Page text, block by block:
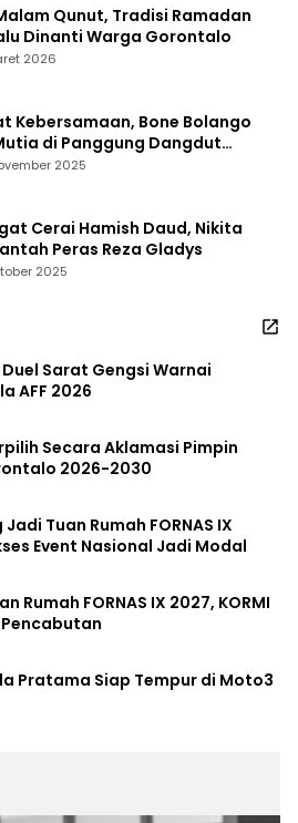
Qunut, Tradisi Ramadan
Dinanti Warga Gorontalo
2026
Kebersamaan, Bone Bolango
di Panggung Dangdut
7
2025
Cerai Hamish Daud, Nikita
Peras Reza Gladys
2025
Sarat Gengsi Warnai
AFF 2026
Secara Aklamasi Pimpin
2026-2030
Tuan Rumah FORNAS IX
Event Nasional Jadi Modal
Rumah FORNAS IX 2027, KORMI
Pratama Siap Tempur di Moto3